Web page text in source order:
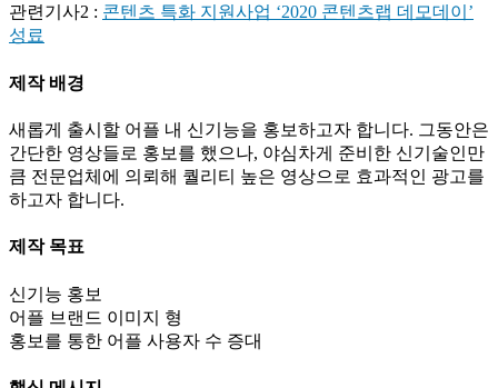
관련기사2 : 콘텐츠 특화 지원사업 ‘2020 콘텐츠랩 데모데이’
성료
제작 배경
새롭게 출시할 어플 내 신기능을 홍보하고자 합니다. 그동안은
간단한 영상들로 홍보를 했으나, 야심차게 준비한 신기술인만
큼 전문업체에 의뢰해 퀄리티 높은 영상으로 효과적인 광고를
하고자 합니다.
제작 목표
신기능 홍보
어플 브랜드 이미지 형
홍보를 통한 어플 사용자 수 증대